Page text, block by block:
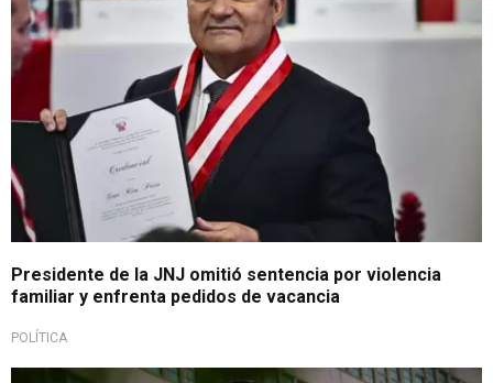
Presidente de la JNJ omitió sentencia por violencia
familiar y enfrenta pedidos de vacancia
POLÍTICA